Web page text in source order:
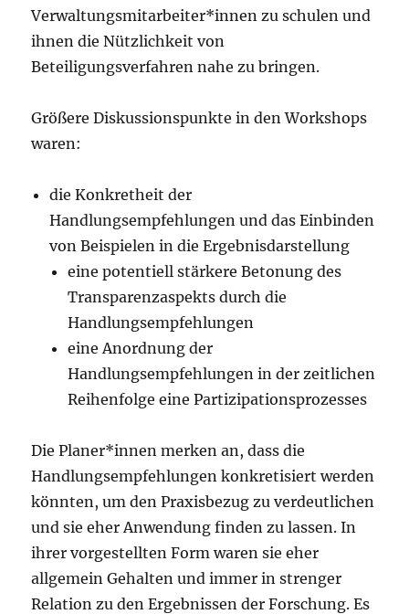
Verwaltungsmitarbeiter*innen zu schulen und
ihnen die Nützlichkeit von
Beteiligungsverfahren nahe zu bringen.
Größere Diskussionspunkte in den Workshops
waren:
die Konkretheit der
Handlungsempfehlungen und das Einbinden
von Beispielen in die Ergebnisdarstellung
eine potentiell stärkere Betonung des
Transparenzaspekts durch die
Handlungsempfehlungen
eine Anordnung der
Handlungsempfehlungen in der zeitlichen
Reihenfolge eine Partizipationsprozesses
Die Planer*innen merken an, dass die
Handlungsempfehlungen konkretisiert werden
könnten, um den Praxisbezug zu verdeutlichen
und sie eher Anwendung finden zu lassen. In
ihrer vorgestellten Form waren sie eher
allgemein Gehalten und immer in strenger
Relation zu den Ergebnissen der Forschung. Es